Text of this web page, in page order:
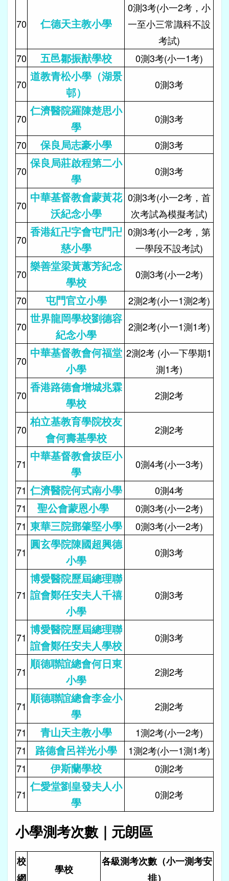
70 仁德天主教小學
0測3考(小一2考，小
一至小三常識科不設
考試)
70
五邑鄒振猷學校
0測3考(小一1考)
70
道教青松小學（湖景
邨）
0測3考
70
仁濟醫院羅陳楚思小
學
0測3考
70
保良局志豪小學
0測3考
70
保良局莊啟程第二小
學
0測3考
70
中華基督教會蒙黃花
沃紀念小學
0測3考(小一2考，首
次考試為模擬考試)
70
香港紅卍字會屯門卍
慈小學
0測3考(小一2考，第
一學段不設考試)
70
樂善堂梁黃蕙芳紀念
學校
0測3考(小一2考)
70
屯門官立小學
2測2考(小一1測2考)
70
世界龍岡學校劉德容
紀念小學
2測2考(小一1測1考)
70
中華基督教會何福堂
小學
2測2考 (小一下學期1
測1考)
70
香港路德會增城兆霖
學校
2測2考
70
柏立基教育學院校友
會何壽基學校
2測2考
71
中華基督教會拔臣小
學
0測4考(小一3考)
71 仁濟醫院何式南小學
0測4考
71
聖公會蒙恩小學
0測3考(小一2考)
71 東華三院鄧肇堅小學
0測3考(小一2考)
71
圓玄學院陳國超興德
小學
0測3考
71
博愛醫院歷屆總理聯
誼會鄭任安夫人千禧
小學
0測3考
71
博愛醫院歷屆總理聯
誼會鄭任安夫人學校
0測3考
71
順德聯誼總會何日東
小學
2測2考
71
順德聯誼總會李金小
學
2測2考
71
青山天主教小學
1測2考(小一2考)
71
路德會呂祥光小學
1測2考(小一1測1考)
71
伊斯蘭學校
0測2考
71
仁愛堂劉皇發夫人小
學
0測2考
小學測考次數｜元朗區
校
網
學校
各級測考次數（小一測考安
排）